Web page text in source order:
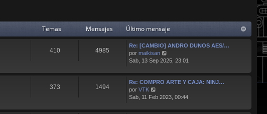
se e
Temas Mensajes Último mensaje
410 4985
Re: [CAMBIO] ANDRO DUNOS AES/…
por maikisan
e
l
i
Sab, 13 Sep 2025, 23:01
373 1494
Re: COMPRO ARTE Y CAJA: NINJ…
por VTK
e
Sab, 11 Feb 2023, 00:44